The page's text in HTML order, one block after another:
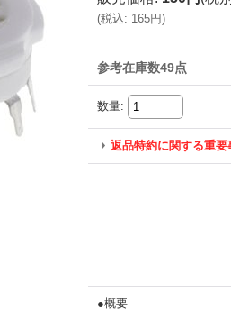
(税込: 165円)
参考在庫数49点
数量:
返品特約に関する重要
●概要